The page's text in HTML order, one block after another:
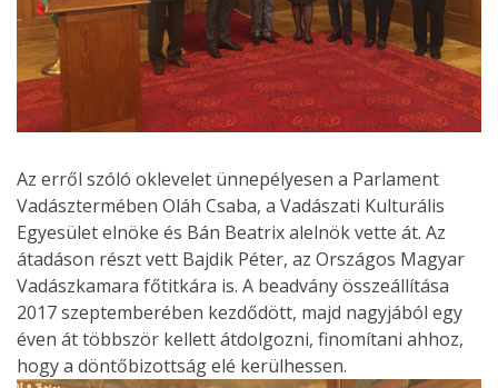
Az erről szóló oklevelet ünnepélyesen a Parlament
Vadásztermében Oláh Csaba, a Vadászati Kulturális
Egyesület elnöke és Bán Beatrix alelnök vette át. Az
átadáson részt vett Bajdik Péter, az Országos Magyar
Vadászkamara főtitkára is. A beadvány összeállítása
2017 szeptemberében kezdődött, majd nagyjából egy
éven át többször kellett átdolgozni, finomítani ahhoz,
hogy a döntőbizottság elé kerülhessen.